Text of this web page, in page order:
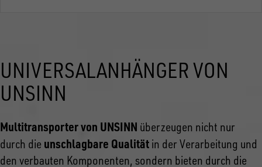
UNIVERSALANHÄNGER VON
UNSINN
Multitransporter von UNSINN überzeugen nicht nur
durch die unschlagbare Qualität in der Verarbeitung und
den verbauten Komponenten, sondern bieten durch die